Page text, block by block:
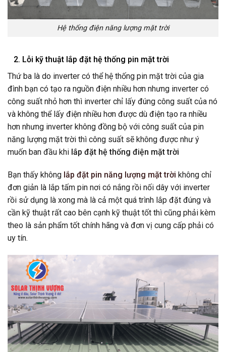
Hệ thống điện năng lượng mặt trời
2. Lỗi kỹ thuật lắp đặt hệ thống pin mặt trời
Thứ ba là do inverter có thể hệ thống pin mặt trời của gia
đình bạn có tạo ra nguồn điện nhiều hơn nhưng inverter có
công suất nhỏ hơn thì inverter chỉ lấy đúng công suất của nó
và không thể lấy điện nhiều hơn được dù điện tạo ra nhiều
hơn nhưng inverter không đồng bộ với công suất của pin
năng lượng mặt trời thì công suất sẽ không được như ý
muốn ban đầu khi lắp đặt hệ thống điện mặt trời
Bạn thấy không lắp đặt pin năng lượng mặt trời không chỉ
đơn giản là lắp tấm pin nơi có nắng rồi nối dây với inverter
rồi sử dụng là xong mà là cả một quá trình lắp đặt đúng và
cần kỹ thuật rất cao bên cạnh kỹ thuật tốt thì cũng phải kèm
theo là sản phẩm tốt chính hãng và đơn vị cung cấp phải có
uy tín.